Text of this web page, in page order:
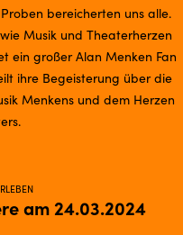
bereicherten uns alle.
Musik und Theaterherzen
ein großer Alan Menken Fan
ihre Begeisterung über die
Menkens und dem Herzen
am 24.03.2024